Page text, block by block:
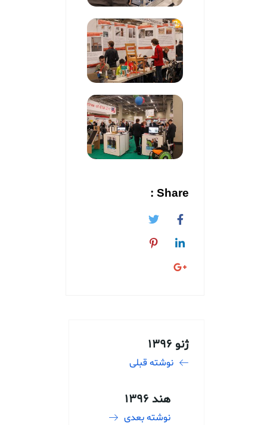
Share :
ژنو 1396
نوشته قبلی
هند 1396
نوشته بعدی